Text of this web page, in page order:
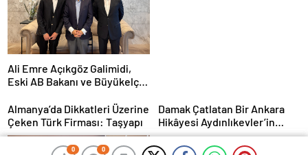
0 0
0 0
Ali Emre Açıkgöz Galimidi,
Eski AB Bakanı ve Büyükelçi
Geldi
Almanya’da Dikkatleri Üzerine
Çeken Türk Firması: Taşyapı
Damak Çatlatan Bir Ankara
Hikâyesi Aydınlıkevler’in
Lezzet Durağı Urfa Damak
MasterChef Şampiyonu Eren